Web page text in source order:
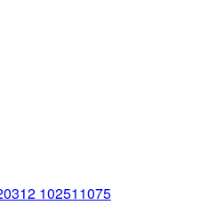
102511075